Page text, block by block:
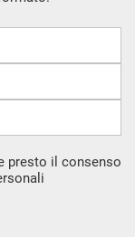
presto il consenso